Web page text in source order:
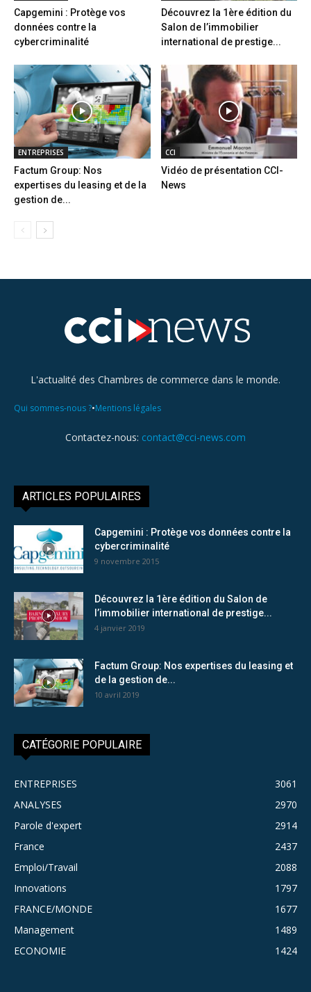
Capgemini : Protège vos
données contre la
cybercriminalité
Découvrez la 1ère édition du
Salon de l’immobilier
international de prestige...
ENTREPRISES
Factum Group: Nos
expertises du leasing et de la
gestion de...
CCI
Vidéo de présentation CCI-
News
L'actualité des Chambres de commerce dans le monde.
Qui sommes-nous ?•Mentions légales
Contactez-nous: contact@cci-news.com
ARTICLES POPULAIRES
Capgemini : Protège vos données contre la
cybercriminalité
9 novembre 2015
Découvrez la 1ère édition du Salon de
l’immobilier international de prestige...
4 janvier 2019
Factum Group: Nos expertises du leasing et
de la gestion de...
10 avril 2019
CATÉGORIE POPULAIRE
ENTREPRISES
3061
ANALYSES
2970
Parole d'expert
2914
France
2437
Emploi/Travail
2088
Innovations
1797
FRANCE/MONDE
1677
Management
1489
ECONOMIE
1424